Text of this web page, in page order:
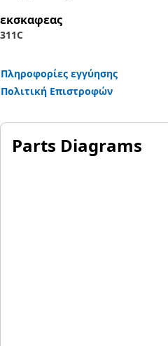
εκσκαφεας
311C
Πληροφορίες εγγύησης
Πολιτική Επιστροφών
Parts Diagrams